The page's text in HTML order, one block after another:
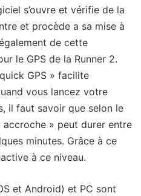
s’ouvre et vérifie de la
et procède a sa mise à
de cette
le GPS de la Runner 2.
GPS » facilite
vous lancez votre
il faut savoir que selon le
» peut durer entre
minutes. Grâce à ce
à ce niveau.
et Android) et PC sont